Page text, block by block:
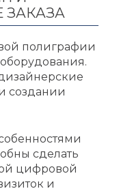
ЗАКАЗА
полиграфии
создании
сделать
цифровой
и